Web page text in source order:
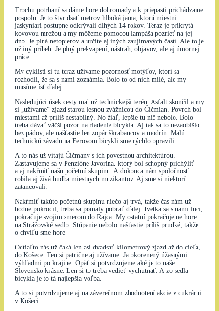
Trochu potrhaní sa dáme hore dohromady a k priepasti prichádzame
pospolu. Je to štyridsať metrov hlboká jama, ktorú miestni
jaskyniari postupne odkrývali dlhých 14 rokov. Teraz je prikrytá
kovovou mrežou a my môžeme pomocou lampáša pozrieť na jej
dno. Je plná netopierov a určite aj iných zaujímavých častí. Ale to je
už iný príbeh. Je plný prekvapení, nástrah, objavov, ale aj úmornej
práce.
My cyklisti si tu teraz užívame pozornosť motýľov, ktorí sa
rozhodli, že sa s nami zoznámia. Bolo to od nich milé, ale my
musíme ísť ďalej.
Nasledujúci úsek cesty mal už technickejší terén. Asfalt skončil a my
si „užívame“ zjazd starou lesnou zvážnicou do Čičmian. Povrch bol
miestami až príliš nestabilný. No žiaľ, lepšie tu nič nebolo. Bolo
treba dávať väčší pozor na riadenie bicykla. Aj tak sa to nezaobišlo
bez pádov, ale našťastie len zopár škrabancov a modrín. Malú
technickú závadu na Ferovom bicykli sme rýchlo opravili.
A to nás už vítajú Čičmany s ich povestnou architektúrou.
Zastavujeme sa v Penzióne Javorina, ktorý bol schopný prichýliť
a aj nakŕmiť našu početnú skupinu. A dokonca nám spoločnosť
robila aj živá hudba miestnych muzikantov. Aj sme si niektorí
zatancovali.
Nakŕmiť takúto početnú skupinu niečo aj trvá, takže čas nám už
hodne pokročil, treba sa pomaly pobrať ďalej. Ivetka sa s nami lúči,
pokračuje svojim smerom do Rajca. My ostatní pokračujeme hore
na Strážovské sedlo. Stúpanie nebolo našťastie príliš prudké, takže
o chvíľu sme hore.
Odtiaľto nás už čaká len asi dvadsať kilometrový zjazd až do cieľa,
do Košece. Ten si patrične aj užívame. Ja okorenený úžasnými
výhľadmi po krajine. Opäť si potvrdzujeme aké je to naše
Slovensko krásne. Len si to treba vedieť vychutnať. A zo sedla
bicykla je to tá najlepšia voľba.
A to si potvrdzujeme aj na záverečnom zhodnotení akcie v cukrárni
v Košeci.